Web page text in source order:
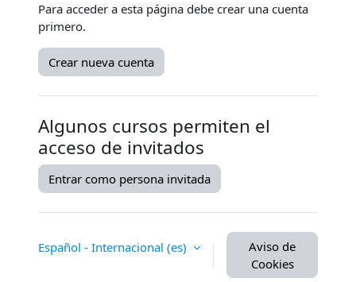
Para acceder a esta página debe crear una cuenta
primero.
Crear nueva cuenta
Algunos cursos permiten el
acceso de invitados
Entrar como persona invitada
Español - Internacional ‎(es)‎
Aviso de
Cookies